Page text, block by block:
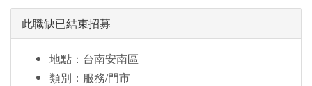
此職缺已結束招募
地點：台南安南區
類別：服務/門市